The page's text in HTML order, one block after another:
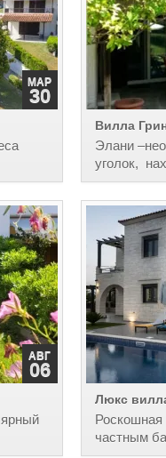
МАР
30
Вилла
Элани
уголок,
0
АВГ
06
Люкс
Роскошная
частным